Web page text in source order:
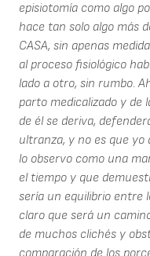
episiotomía como algo
hace tan solo algo más
CASA, sin apenas
al proceso fisiológico
lado a otro, sin rumbo.
parto medicalizado y de
de él se deriva,
ultranza, y no es que yo
lo observo como una
el tiempo y que
sería un equilibrio entre
claro que será un
de muchos clichés y